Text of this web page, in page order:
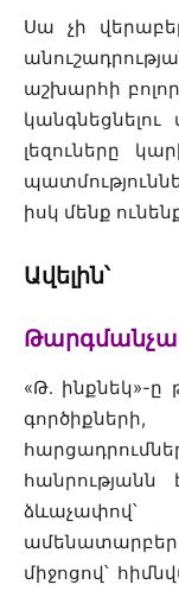
Սա չի
աշխարհի
կանգնեցնելու
լեզուները
իսկ մենք
Ավելին՝
«Թ․ ինքնեկ»-ը
հանրությանն
միջոցով՝